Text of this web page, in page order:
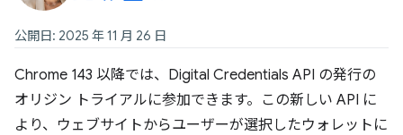
公開日: 2025 年 11 月 26 日
Chrome 143 以降では、Digital Credentials API の発行の
オリジン トライアルに参加できます。この新しい API に
より、ウェブサイトからユーザーが選択したウォレットに